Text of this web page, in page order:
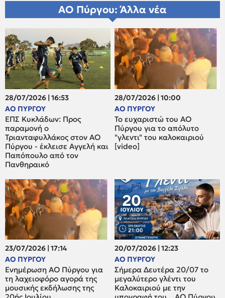
ΑΟ Πύργου: Άλλα νέα
28/07/2026 | 16:53
ΑΟ ΠΥΡΓΟΥ
ΕΠΣ Κυκλάδων: Προς
παραμονή ο
Τριανταφυλλάκος στον ΑΟ
Πύργου - έκλεισε Αγγελή και
Παπόπουλο από τον
Πανθηραικό
28/07/2026 | 10:00
ΑΟ ΠΥΡΓΟΥ
Το ευχαριστώ του ΑΟ
Πύργου για το απόλυτο
"γλεντι" του καλοκαιριού
[video]
23/07/2026 | 17:14
ΑΟ ΠΥΡΓΟΥ
Ενημέρωση ΑΟ Πύργου για
τη λαχειοφόρο αγορά της
μουσικής εκδήλωσης της
20/07/2026 | 12:23
ΑΟ ΠΥΡΓΟΥ
Σήμερα Δευτέρα 20/07 το
μεγαλύτερο γλέντι του
Καλοκαιριού με την